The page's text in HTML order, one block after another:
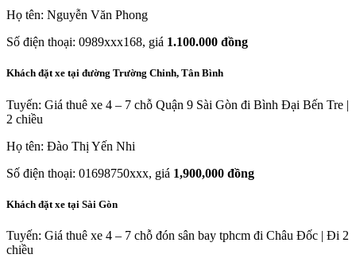
Họ tên: Nguyễn Văn Phong
Số điện thoại: 0989xxx168, giá 1.100.000 đồng
Khách đặt xe tại đường Trường Chinh, Tân Bình
Tuyến: Giá thuê xe 4 – 7 chỗ Quận 9 Sài Gòn đi Bình Đại Bến Tre |
2 chiều
Họ tên: Đào Thị Yến Nhi
Số điện thoại: 01698750xxx, giá 1,900,000 đồng
Khách đặt xe tại Sài Gòn
Tuyến: Giá thuê xe 4 – 7 chỗ đón sân bay tphcm đi Châu Đốc | Đi 2
chiều